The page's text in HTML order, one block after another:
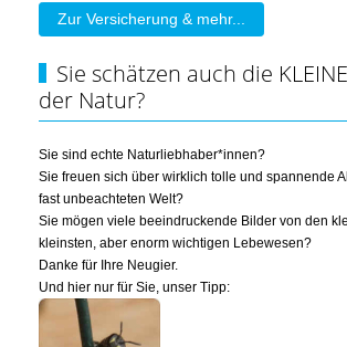
Zur Versicherung & mehr...
Sie schätzen auch die
der Natur?
Sie sind echte Naturliebhaber*innen?
Sie freuen sich über wirklich tolle und spannende
fast unbeachteten Welt?
Sie mögen viele beeindruckende Bilder von den
kleinsten, aber enorm wichtigen Lebewesen?
Danke für Ihre Neugier.
Und hier nur für Sie, unser Tipp: